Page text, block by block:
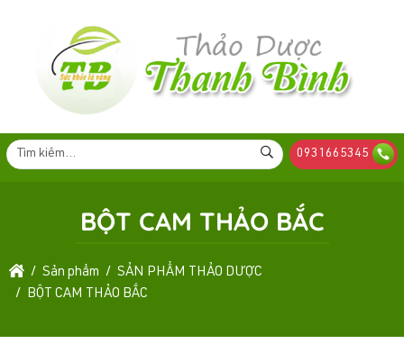
0931665345
BỘT CAM THẢO BẮC
Sản phẩm
SẢN PHẨM THẢO DƯỢC
BỘT CAM THẢO BẮC